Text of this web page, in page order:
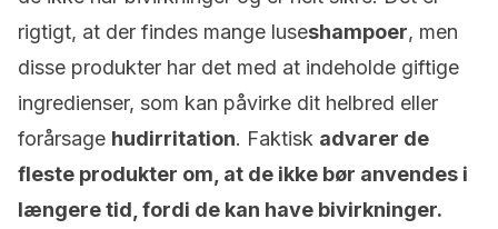
rigtigt, at der findes mange luseshampoer, men
disse produkter har det med at indeholde giftige
ingredienser, som kan påvirke dit helbred eller
forårsage hudirritation. Faktisk advarer de
fleste produkter om, at de ikke bør anvendes i
længere tid, fordi de kan have bivirkninger.